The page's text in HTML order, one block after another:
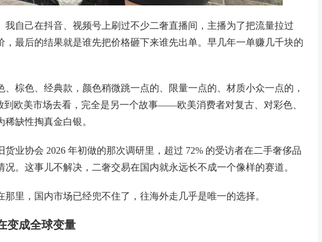
自己在抖音、视频号上刷过不少二奢直播间，主播为了把流量拉过
，最后的结果就是谁先把价格砸下来谁先出单。早几年一单赚几千块的
棕色、经典款，颜色稍微跳一点的、限量一点的、材质小众一点的，
欧美市场去看，完全是另一个故事——欧美消费者对复古、对彩色、
缺性掏真金白银。
业协会 2026 年初做的那次调研里，超过 72% 的受访者在二手奢侈品
。这事儿不解决，二奢交易在国内就永远长不成一个像样的赛道。
里，国内市场已经兜不住了，往海外走几乎是唯一的选择。
变成全球变量